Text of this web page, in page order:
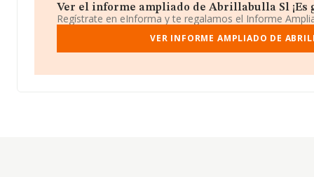
Ver el informe ampliado de Abrillabulla Sl ¡Es
Regístrate en eInforma y te regalamos el Informe
VER INFORME AMPLIADO DE